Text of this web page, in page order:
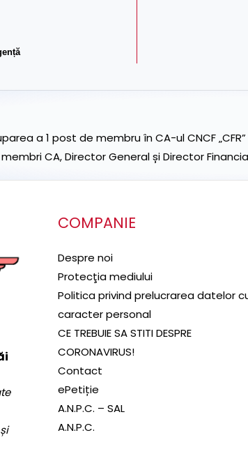
a 1 post de membru în CA-ul CNCF
CA, Director General și Director
COMPANIE
Despre noi
Protecţia mediului
Politica privind prelucrarea datelor
caracter personal
CE TREBUIE SA STITI DESPRE
CORONAVIRUS!
Contact
ePetiție
A.N.P.C. – SAL
A.N.P.C.